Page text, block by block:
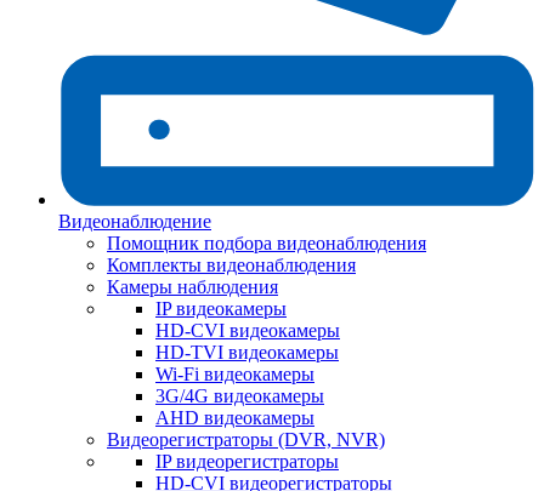
Видеонаблюдение
Помощник подбора видеонаблюдения
Комплекты видеонаблюдения
Камеры наблюдения
IP видеокамеры
HD-CVI видеокамеры
HD-TVI видеокамеры
Wi-Fi видеокамеры
3G/4G видеокамеры
AHD видеокамеры
Видеорегистраторы (DVR, NVR)
IP видеорегистраторы
HD-CVI видеорегистраторы